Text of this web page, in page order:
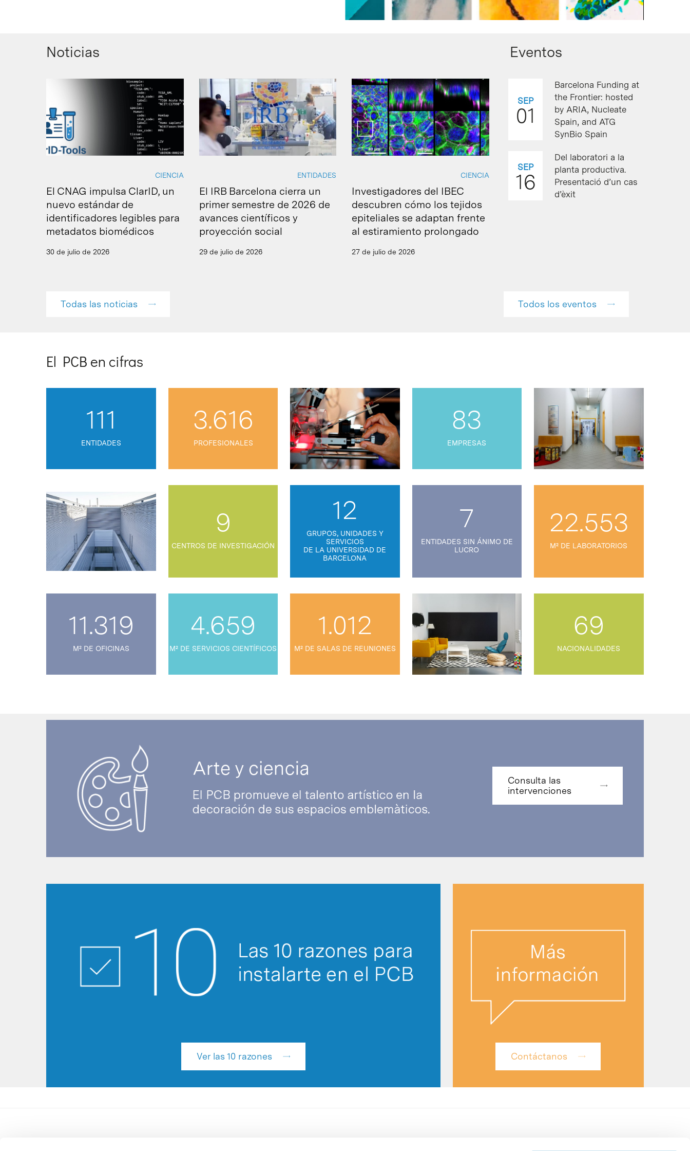
Intro para buscar o ESC per cerrar
Noticias
CIENCIA
El CNAG impulsa ClarID, un
nuevo estándar de
identificadores legibles para
metadatos biomédicos
30 de julio de 2026
ENTIDADES
El IRB Barcelona cierra un
primer semestre de 2026 de
avances científicos y
proyección social
29 de julio de 2026
CIENCIA
Investigadores del IBEC
descubren cómo los tejidos
epiteliales se adaptan frente
al estiramiento prolongado
27 de julio de 2026
Eventos
SEP
01
Barcelona Funding at
the Frontier: hosted
by ARIA, Nucleate
Spain, and ATG
SynBio Spain
SEP
16
Del laboratori a la
planta productiva.
Presentació d’un cas
d’èxit
Todas las noticias Todos los eventos
El PCB en cifras
111
ENTIDADES
3.616
PROFESIONALES
83
EMPRESAS
9
CENTROS DE INVESTIGACIÓN
12
GRUPOS, UNIDADES Y
SERVICIOS
DE LA UNIVERSIDAD DE
BARCELONA
7
ENTIDADES SIN ÁNIMO DE
LUCRO
22.553
M² DE LABORATORIOS
11.319
M² DE OFICINAS
4.659
M² DE SERVICIOS CIENTÍFICOS
1.012
M² DE SALAS DE REUNIONES
69
NACIONALIDADES
Consulta las
intervenciones
Ver las 10 razones Contáctanos